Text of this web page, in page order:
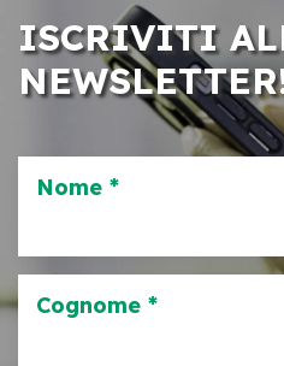
ISCRIVITI
Nome *
Cognome *